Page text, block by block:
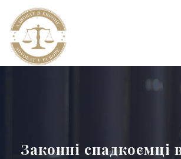
Законні спадкоємці